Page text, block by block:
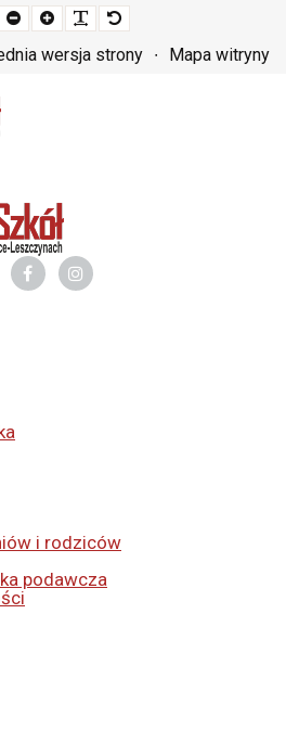
Set
smaller
font
Set
larger
font
Make
font
more
readable
Set
default
font
wersja strony Mapa witryny
i rodziców
podawcza